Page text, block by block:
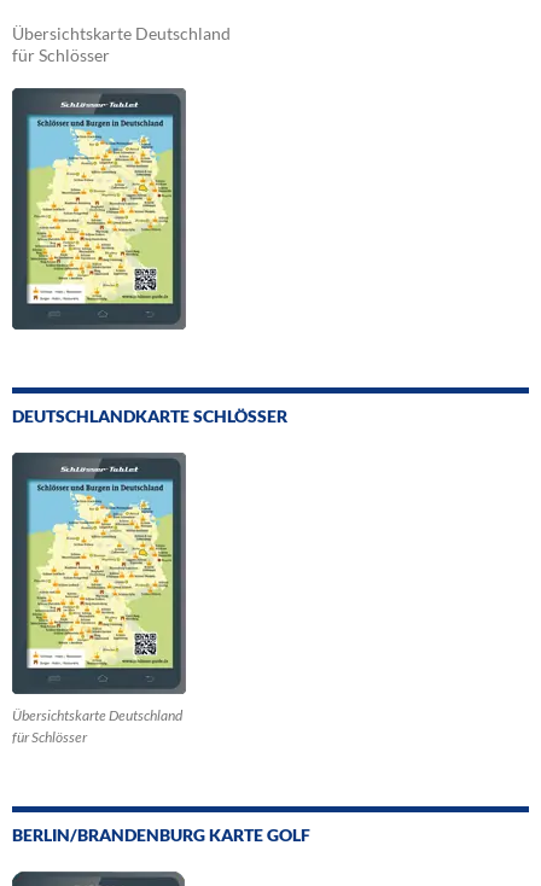
Übersichtskarte Deutschland
für Schlösser
DEUTSCHLANDKARTE SCHLÖSSER
Übersichtskarte Deutschland
für Schlösser
BERLIN/BRANDENBURG KARTE GOLF